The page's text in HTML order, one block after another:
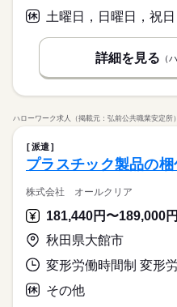
土曜日，日曜日，祝
詳細を見る （
ハローワーク求人（掲載元：弘前公共職業安定所）
派遣
プラスチック製品の
株式会社 オールクリア
秋田県大館市
その他